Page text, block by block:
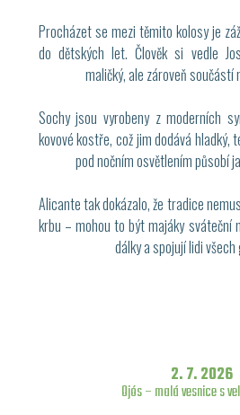
Procházet se mezi těmito kolosy je
do dětských let. Člověk si vedle
maličký, ale zároveň součástí
Sochy jsou vyrobeny z moderních
kovové kostře, což jim dodává hladký,
pod nočním osvětlením působí
Alicante tak dokázalo, že tradice
krbu – mohou to být majáky sváteční
dálky a spojují lidi
2. 7. 2026
Ojós – malá vesnice s